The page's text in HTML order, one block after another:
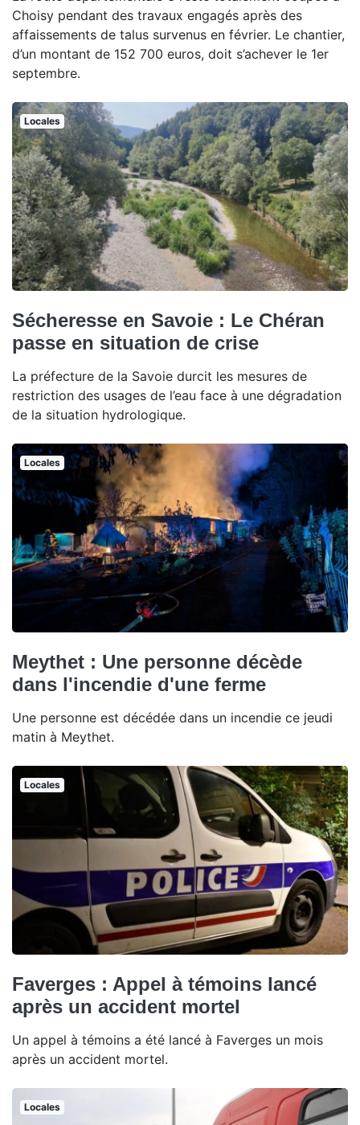
Choisy pendant des travaux engagés après des
affaissements de talus survenus en février. Le chantier,
d’un montant de 152 700 euros, doit s’achever le 1er
septembre.
Locales
Sécheresse en Savoie : Le Chéran
passe en situation de crise
La préfecture de la Savoie durcit les mesures de
restriction des usages de l’eau face à une dégradation
de la situation hydrologique.
Locales
Meythet : Une personne décède
dans l'incendie d'une ferme
Une personne est décédée dans un incendie ce jeudi
matin à Meythet.
Locales
Faverges : Appel à témoins lancé
après un accident mortel
Un appel à témoins a été lancé à Faverges un mois
après un accident mortel.
Locales